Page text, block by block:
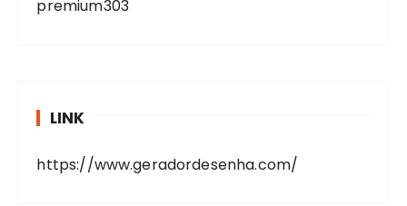
premium303
LINK
https://www.geradordesenha.com/